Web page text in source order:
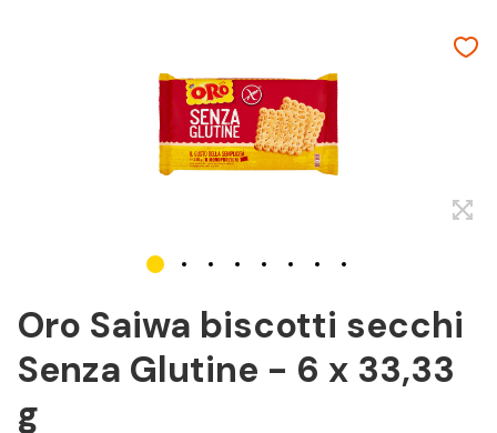
Oro Saiwa biscotti secchi
Senza Glutine - 6 x 33,33
g